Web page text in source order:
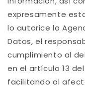
expresamente
lo autorice la
Datos, el
cumplimiento al
en el artículo 13
facilitando al